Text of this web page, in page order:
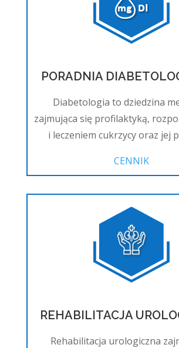
PORADNIA
Diabetologia to dziedzina
zajmująca się profilaktyką,
i leczeniem cukrzycy oraz jej
CENNIK
REHABILITACJA
Rehabilitacja urologiczna